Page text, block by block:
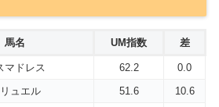
馬名 UM指数 差
マドレス 62.2
0.0
ュエル 51.6
10.6